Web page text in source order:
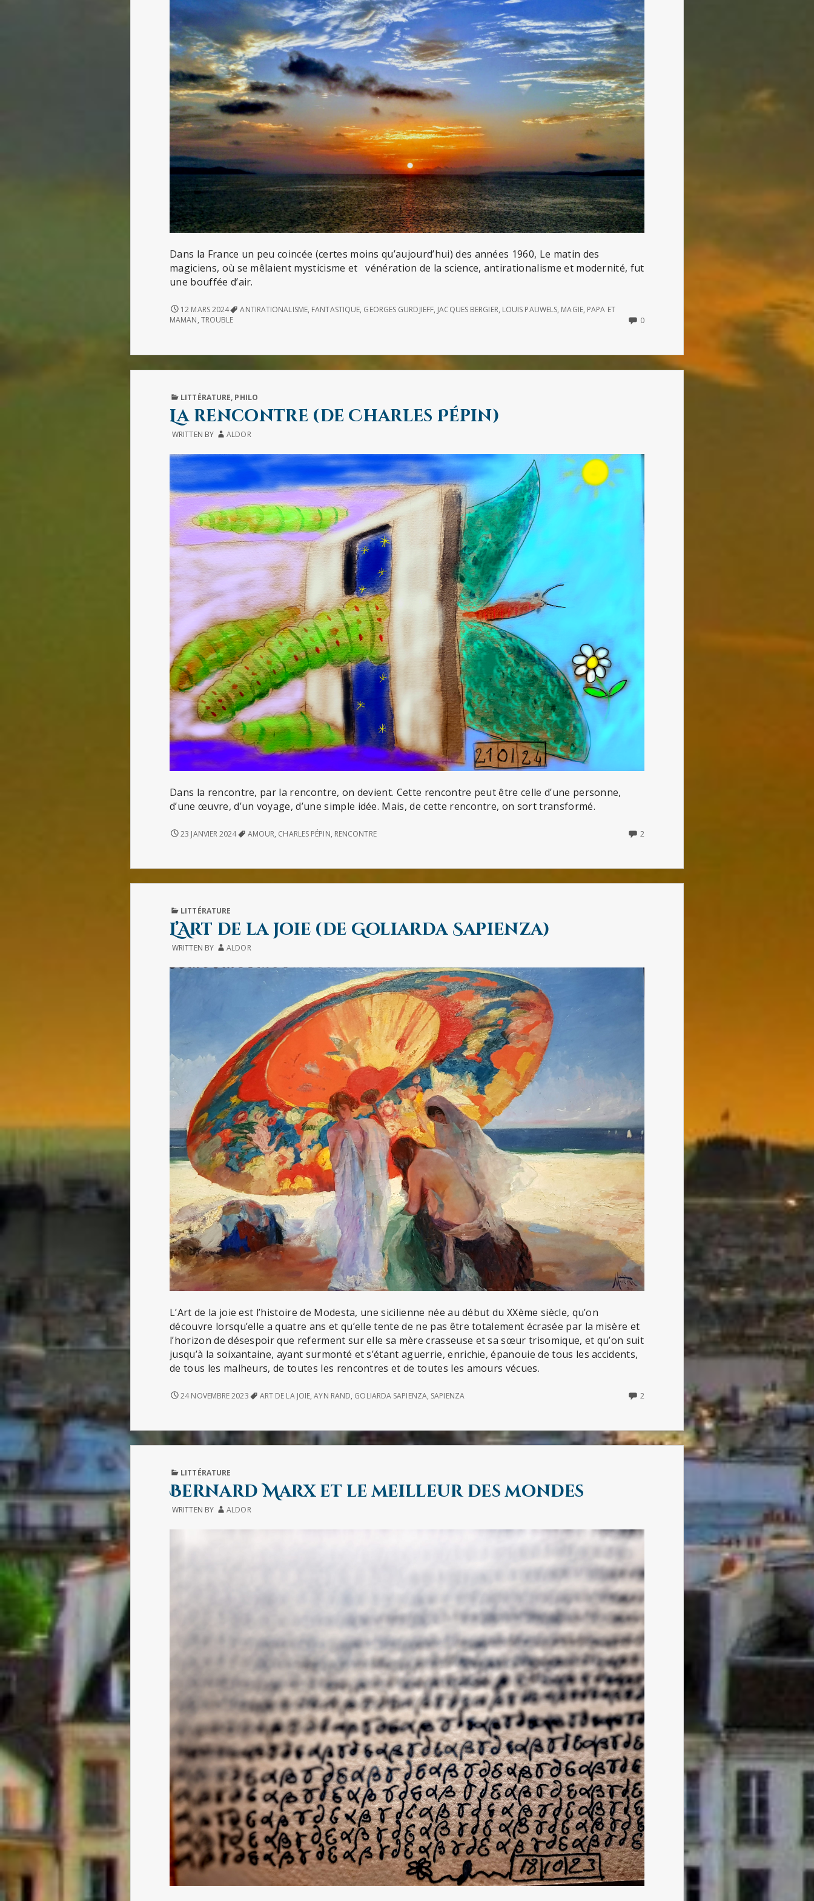
Dans la France un peu coincée (certes moins qu’aujourd’hui) des années 1960, Le matin des
magiciens, où se mêlaient mysticisme et vénération de la science, antirationalisme et modernité, fut
une bouffée d’air.
LE
MATIN
12 MARS 2024 ANTIRATIONALISME, FANTASTIQUE, GEORGES GURDJIEFF, JACQUES BERGIER, LOUIS PAUWELS, MAGIE, PAPA ET
MAMAN, TROUBLE 0NO
MATIN
DES
PUBLISHED
LITTÉRATURE, PHILO
La rencontre (de Charles Pépin)
WRITTEN BY ALDOR
Dans la rencontre, par la rencontre, on devient. Cette rencontre peut être celle d’une personne,
d’une œuvre, d’un voyage, d’une simple idée. Mais, de cette rencontre, on sort transformé.
LA
23 JANVIER 2024 AMOUR, CHARLES PÉPIN, RENCONTRE 22
(DE
PUBLISHED
LITTÉRATURE
L’Art de la joie (de Goliarda Sapienza)
WRITTEN BY ALDOR
L’Art de la joie est l’histoire de Modesta, une sicilienne née au début du XXème siècle, qu’on
découvre lorsqu’elle a quatre ans et qu’elle tente de ne pas être totalement écrasée par la misère et
l’horizon de désespoir que referment sur elle sa mère crasseuse et sa sœur trisomique, et qu’on suit
jusqu’à la soixantaine, ayant surmonté et s’étant aguerrie, enrichie, épanouie de tous les accidents,
de tous les malheurs, de toutes les rencontres et de toutes les amours vécues.
L’ART
GOLIARDA
24 NOVEMBRE 2023 ART DE LA JOIE,AYN RAND, GOLIARDA SAPIENZA, SAPIENZA 22
DE
LA
PUBLISHED
LITTÉRATURE
Bernard Marx et le meilleur des mondes
WRITTEN BY ALDOR